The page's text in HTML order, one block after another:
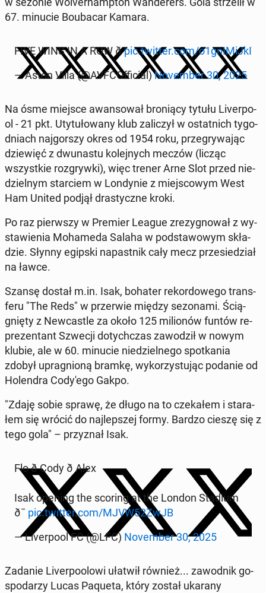
67. minucie Bo­uba­car Kamara.
FIVE WINS IN A ROW ð️pic.twitter.com/o1gnI­MiJ­kI
— Aston Villa (@AVF­COf­fi­cial)No­vem­ber 30, 2025
Na ósme miejsce awan­so­wał bro­nią­cy tytułu Li­ver­po­
ol - 21 pkt. Uty­tu­ło­wa­ny klub za­li­czył w ostat­nich ty­go­
dniach naj­gor­szy okres od 1954 roku, prze­gry­wa­jąc
dzie­więć z dwu­na­stu ko­lej­nych meczów (licząc
wszyst­kie roz­gryw­ki), więc trener Arne Slot przed nie­
dziel­nym star­ciem w Lon­dy­nie z miej­sco­wym West
Ham United podjął dra­stycz­ne kroki.
Po raz pierw­szy w Premier League zre­zy­gno­wał z wy­
sta­wie­nia Mo­ha­me­da Salaha w pod­sta­wo­wym skła­
dzie. Słynny egipski na­past­nik cały mecz prze­sie­dział
na ławce.
Szansę dostał m.in. Isak, bohater re­kor­do­we­go trans­
fe­ru "The Reds" w prze­rwie między se­zo­na­mi. Ścią­
gnię­ty z New­ca­stle za około 125 mi­lio­nów funtów re­
pre­zen­tant Szwecji do­tych­czas za­wo­dził w nowym
klubie, ale w 60. minucie nie­dziel­ne­go spo­tka­nia
zdobył upra­gnio­ną bramkę, wy­ko­rzy­stu­jąc podanie od
Ho­len­dra Co­dy­'e­go Gakpo.
"Zdaję sobie sprawę, że długo na to cze­ka­łem i sta­ra­
łem się wrócić do naj­lep­szej formy. Bardzo cieszę się z
tego gola" – przy­znał Isak.
Flo ð Cody ð Alex
Isak opening the scoring at the London Stadium
ð¯ pic.twitter.com/MJVW52ZwJB
— Li­ver­po­ol FC (@LFC) No­vem­ber 30, 2025
Zadanie Li­ver­po­olo­wi ułatwił również... za­wod­nik go­
spo­da­rzy Lucas Paqueta, który został ukarany